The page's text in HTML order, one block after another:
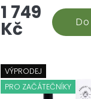
1 749
Kč
relax. Ať už v
dobu nebo po...
VÝPRODEJ
PRO ZAČÁTEČNÍKY